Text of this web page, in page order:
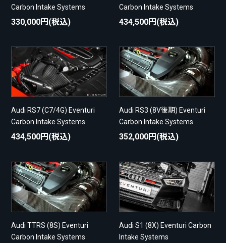
Carbon Intake Systems
330,000円(税込)
Carbon Intake Systems
434,500円(税込)
Audi RS7 (C7/4G) Eventuri
Carbon Intake Systems
434,500円(税込)
Audi RS3 (8V後期) Eventuri
Carbon Intake Systems
352,000円(税込)
Audi TTRS (8S) Eventuri
Carbon Intake Systems
Audi S1 (8X) Eventuri Carbon
Intake Systems